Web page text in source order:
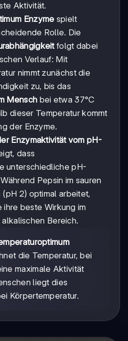
Aktivität.
Enzyme spielt
Rolle. Die
folgt dabei
Verlauf: Mit
nimmt zunächst die
zu, bis das
Mensch bei etwa 37°C
dieser Temperatur kommt
der Enzyme.
Enzymaktivität vom pH-
dass
unterschiedliche pH-
Pepsin im sauren
2) optimal arbeitet,
beste Wirkung im
Bereich.
die Temperatur, bei
maximale Aktivität
liegt dies
Körpertemperatur.